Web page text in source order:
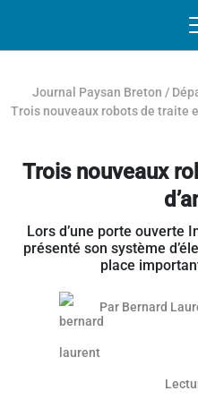
Journal Paysan Breton /
Trois nouveaux robots de traite
Trois nouveaux
Lors d’une porte ouverte
présenté son système
place
Article réservé aux abonnés
Par Bernard